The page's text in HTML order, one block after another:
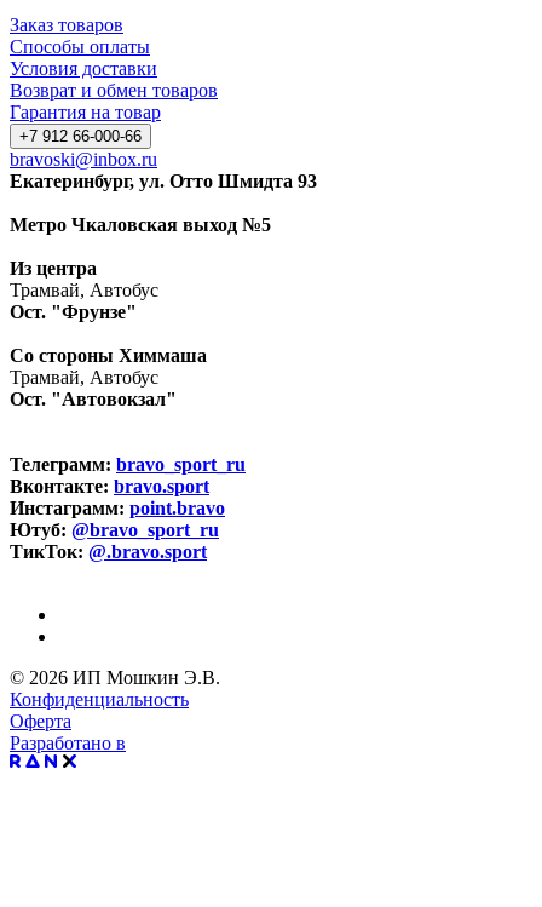
Заказ товаров
Способы оплаты
Условия доставки
Возврат и обмен товаров
Гарантия на товар
+7 912 66-000-66
bravoski@inbox.ru
Екатеринбург, ул. Отто Шмидта 93
Метро Чкаловская выход №5
Из центра
Трамвай, Автобус
Ост. "Фрунзе"
Со стороны Химмаша
Трамвай, Автобус
Ост. "Автовокзал"
Телеграмм: bravo_sport_ru
Вконтакте: bravo.sport
Инстаграмм: point.bravo
Ютуб: @bravo_sport_ru
ТикТок: @.bravo.sport
© 2026 ИП Мошкин Э.В.
Конфиденциальность
Оферта
Разработано в